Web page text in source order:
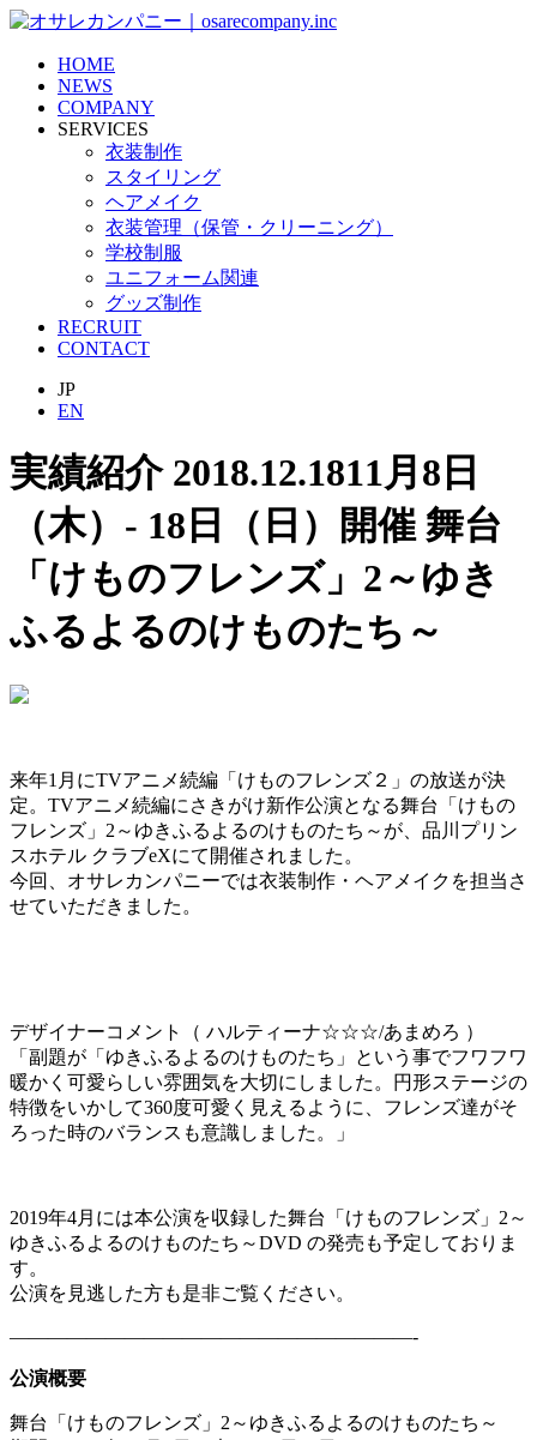
HOME
NEWS
COMPANY
SERVICES
衣装制作
スタイリング
ヘアメイク
衣装管理（保管・クリーニング）
学校制服
ユニフォーム関連
グッズ制作
RECRUIT
CONTACT
JP
EN
実績紹介 2018.12.1811月8日
（木）- 18日（日）開催 舞台
「けものフレンズ」2～ゆき
ふるよるのけものたち～
来年1月にTVアニメ続編「けものフレンズ２」の放送が決
定。TVアニメ続編にさきがけ新作公演となる舞台「 けもの
フレンズ」2～ゆきふるよるのけものたち～が、品川プリン
スホテル クラブeXにて開催されました。
今回、オサレカンパニーでは衣装制作・ヘアメイクを担当さ
せていただきました。
デザイナーコメント（ ハルティーナ☆☆☆/あまめろ ）
「副題が「ゆきふるよるのけものたち」という事でフワフワ
暖かく可愛らしい雰囲気を大切にしました。円形ステージの
特徴をいかして360度可愛く見えるように、フレンズ達がそ
ろった時のバランスも意識しました。
」
2019年4月には本公演を収録した舞台「けものフレンズ」2～
ゆきふるよるのけものたち～DVD の発売も予定しておりま
す。
公演を見逃した方も是非ご覧ください。
—————————————————————-
公演概要
舞台「けものフレンズ」2～ゆきふるよるのけものたち～